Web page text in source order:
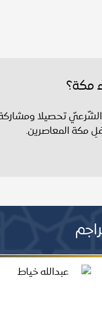
مكة؟
تحصيلا
مكة المعاصرين.